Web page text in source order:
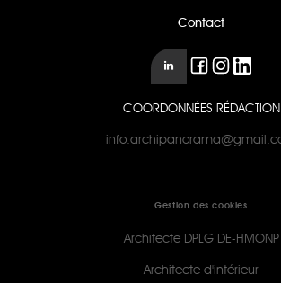
Contact
COORDONNÉES RÉDACTION
Gestion des cookies
Architecte DPLG DE-HMONP
Architecte d'intérieur